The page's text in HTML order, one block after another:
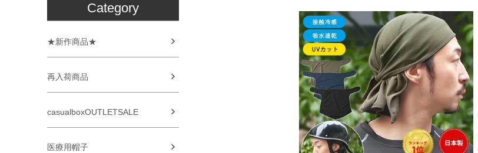
Category
★新作商品★
再入荷商品
casualboxOUTLETSALE
医療用帽子